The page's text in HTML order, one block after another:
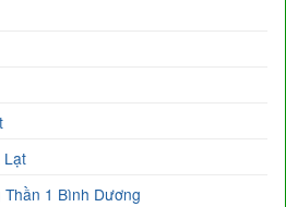
Lạt
1 Bình Dương